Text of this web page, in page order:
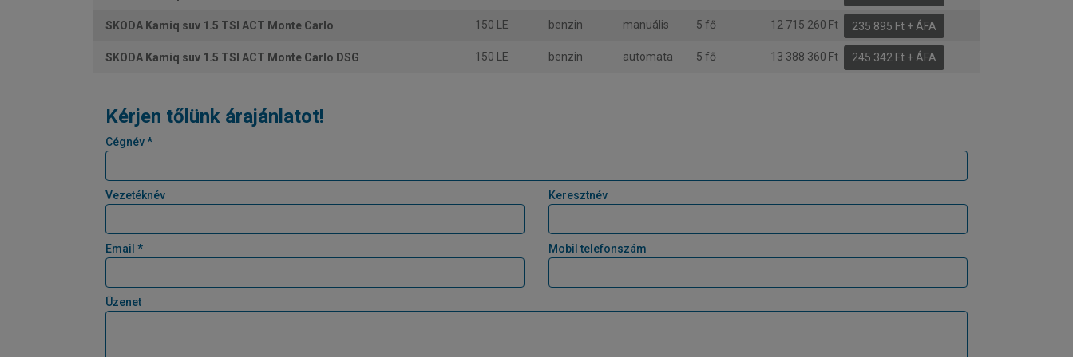
SKODA Kamiq suv 1.5 TSI ACT Monte Carlo 150 LE benzin manuális 5 fő 12 715 260 Ft 235 895 Ft + ÁFA
SKODA Kamiq suv 1.5 TSI ACT Monte Carlo DSG 150 LE benzin automata 5 fő 13 388 360 Ft 245 342 Ft + ÁFA
Kérjen tőlünk árajánlatot!
Cégnév *
Vezetéknév Keresztnév
Email * Mobil telefonszám
Üzenet